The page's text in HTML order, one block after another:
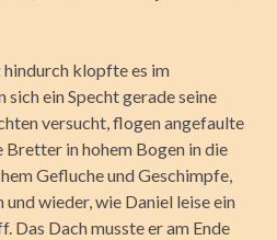
klopfte es im
sich ein Specht gerade seine
versucht, flogen angefaulte
in hohem Bogen in die
Gefluche und Geschimpfe,
wieder, wie Daniel leise ein
Das Dach musste er am Ende